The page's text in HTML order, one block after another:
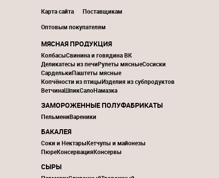
Карта сайта
Поставщикам
Оптовым покупателям
МЯСНАЯ ПРОДУКЦИЯ
КолбасыСвинина и говядина ВК
Деликатесы из печиРулеты мясныеСосиски
СарделькиПаштеты мясные
Копчёности из птицыИзделия из субпродуктов
ВетчинаШпикСалоНамазка
ЗАМОРОЖЕННЫЕ ПОЛУФАБРИКАТЫ
ПельмениВареники
БАКАЛЕЯ
Соки и НектарыКетчупы и майонезы
ПюреКонсервацияКонсервы
СЫРЫ